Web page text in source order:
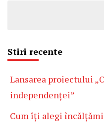
Stiri recente
Lansarea proiectului
independenței”
Cum îți alegi